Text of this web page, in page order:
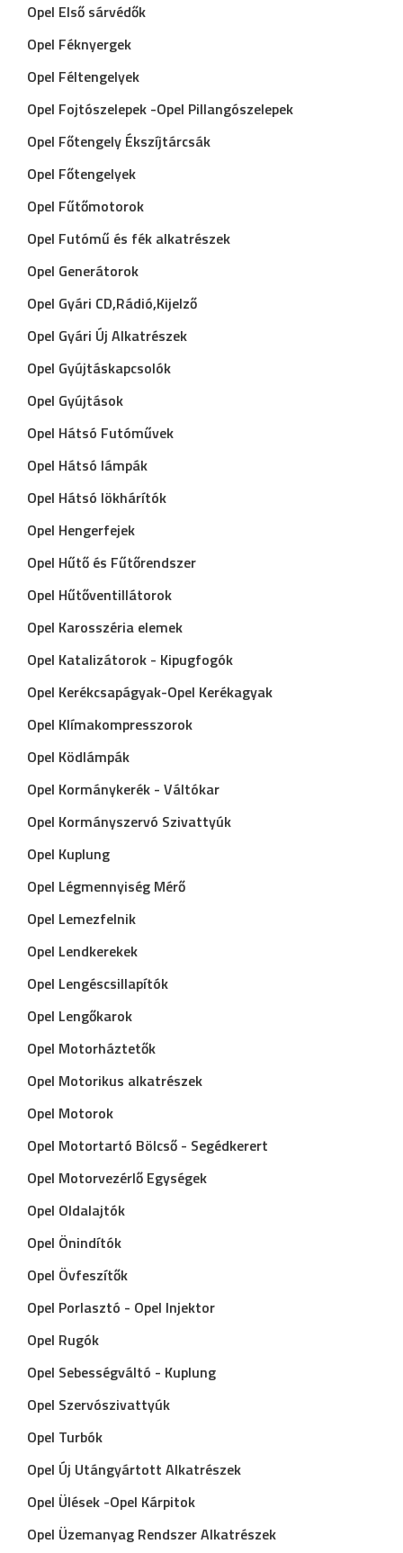
Opel Első sárvédők
Opel Féknyergek
Opel Féltengelyek
Opel Fojtószelepek -Opel Pillangószelepek
Opel Főtengely Ékszíjtárcsák
Opel Főtengelyek
Opel Fűtőmotorok
Opel Futómű és fék alkatrészek
Opel Generátorok
Opel Gyári CD,Rádió,Kijelző
Opel Gyári Új Alkatrészek
Opel Gyújtáskapcsolók
Opel Gyújtások
Opel Hátsó Futóművek
Opel Hátsó lámpák
Opel Hátsó lökhárítók
Opel Hengerfejek
Opel Hűtő és Fűtőrendszer
Opel Hűtőventillátorok
Opel Karosszéria elemek
Opel Katalizátorok - Kipugfogók
Opel Kerékcsapágyak-Opel Kerékagyak
Opel Klímakompresszorok
Opel Ködlámpák
Opel Kormánykerék - Váltókar
Opel Kormányszervó Szivattyúk
Opel Kuplung
Opel Légmennyiség Mérő
Opel Lemezfelnik
Opel Lendkerekek
Opel Lengéscsillapítók
Opel Lengőkarok
Opel Motorháztetők
Opel Motorikus alkatrészek
Opel Motorok
Opel Motortartó Bölcső - Segédkerert
Opel Motorvezérlő Egységek
Opel Oldalajtók
Opel Önindítók
Opel Övfeszítők
Opel Porlasztó - Opel Injektor
Opel Rugók
Opel Sebességváltó - Kuplung
Opel Szervószivattyúk
Opel Turbók
Opel Új Utángyártott Alkatrészek
Opel Ülések -Opel Kárpitok
Opel Üzemanyag Rendszer Alkatrészek